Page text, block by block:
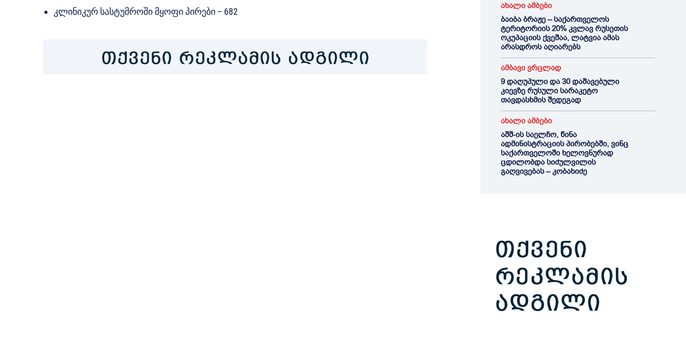
კლინიკურ სასტუმროში მყოფი პირები – 682
ახალი ამბები
ბაიბა ბრაჟე – საქართველოს
ტერიტორიის 20% კვლავ რუსეთის
ოკუპაციის ქვეშაა, ლატვია ამას
არასდროს აღიარებს
ამბავი ვრცლად
9 დაღუპული და 30 დაშავებული
კიევზე რუსული სარაკეტო
თავდასხმის შედეგად
ახალი ამბები
აშშ-ის საელჩო, წინა
ადმინისტრაციის პირობებში, ვინც
საქართველოში ხელოვნურად
ცდილობდა სიძულვილის
გაღვივებას – კობახიძე